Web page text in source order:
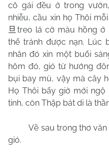
cô gái đều ở trong
nhiễu, cầu xin họ Thôi
旦 treo lá cờ màu hồng ở
thể tránh được nạn. Lúc
nhân đó xin một buổi
hôm đó, gió từ hướng
bụi bay mù, vậy mà cây
Họ Thôi bấy giờ mới
tinh, còn Thập bát di là
Về sau trong thơ
gió.